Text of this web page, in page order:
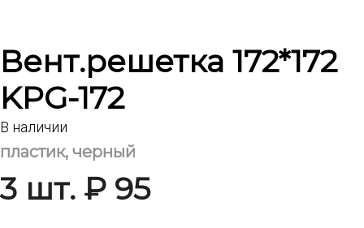
Вент.решетка 172*172
KPG-172
В наличии
пластик, черный
3 шт. ₽ 95